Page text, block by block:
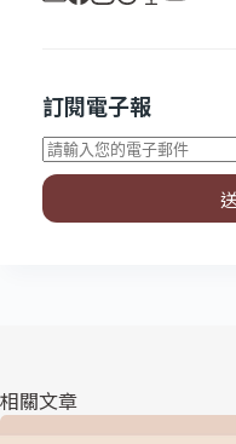
訂閱電子報
相關文章